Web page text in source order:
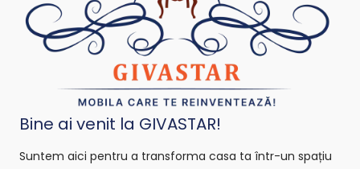
Bine ai venit la GIVASTAR!
Suntem aici pentru a transforma casa ta într-un spațiu